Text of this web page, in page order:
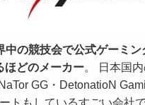
中の競技会で公式ゲーミン
ほどのメーカー。 日本国
GG・DetonatioN
トもしているすごい会社